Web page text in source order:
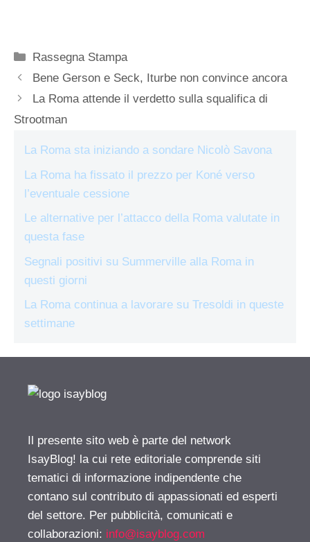
Categorie
Rassegna Stampa
Bene Gerson e Seck, Iturbe non convince ancora
La Roma attende il verdetto sulla squalifica di
Strootman
La Roma sta iniziando a sondare Nicolò Savona
La Roma ha fissato il prezzo per Koné verso
l’eventuale cessione
Le alternative per l’attacco della Roma valutate in
questa fase
Segnali positivi su Summerville alla Roma in
questi giorni
La Roma continua a lavorare su Tresoldi in queste
settimane
Il presente sito web è parte del network
IsayBlog! la cui rete editoriale comprende siti
tematici di informazione indipendente che
contano sul contributo di appassionati ed esperti
del settore. Per pubblicità, comunicati e
collaborazioni: info@isayblog.com